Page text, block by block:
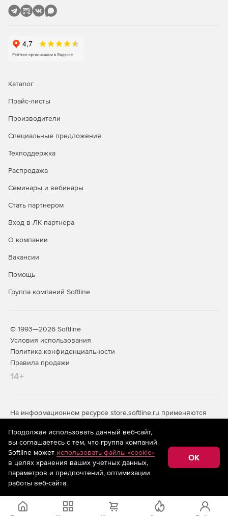
Каталог
Прайс-листы
Производители
Специальные предложения
Техподдержка
Распродажа
Семинары и вебинары
Стать партнером
Вход в ЛК партнера
О компании
Вакансии
Помощь
Группа компаний Softline
© 1993—2026 Softline
Условия использования
Политика конфиденциальности
Правила продажи
14+
На информационном ресурсе store.softline.ru применяются
рекомендательные технологии(информационные технологии
предоставления информации на основе сбора,
систематизации и анализа сведений, относящихся к
предпочтениям пользователей сети «Интернет»,
находящихся на территории Российской Федерации)
Продолжая использовать данный веб-сайт,
вы соглашаетесь с тем, что группа компаний
Softline может использовать файлы «cookie»
в целях хранения ваших учетных данных,
параметров и предпочтений, оптимизации
работы веб-сайта.
OK